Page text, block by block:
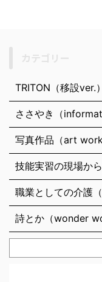
TRITON（移設ver.）
ささやき（
写真作品（art
技能実習の現場か
職業としての介護
詩とか（wonder